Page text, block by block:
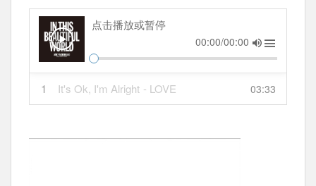
点击播放或暂停
00:00/00:00
1 It's Ok, I'm Alright - LOVE 03:33